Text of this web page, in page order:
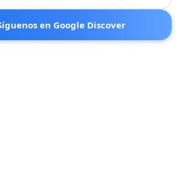
en Google Discover